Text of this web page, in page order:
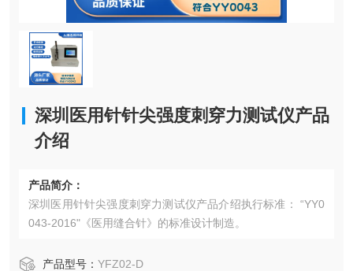
深圳医用针针尖强度刺穿力测试仪产品
介绍
产品简介：
深圳医用针针尖强度刺穿力测试仪产品介绍执行标准： “YY0
043-2016"《医用缝合针》的标准设计制造。
产品型号： YFZ02-D